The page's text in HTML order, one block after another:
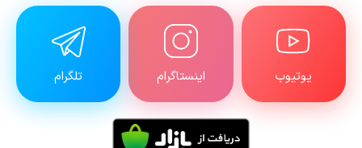
یوتیوب اینستاگرام تلگرام